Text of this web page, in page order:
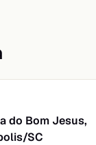
do Bom Jesus,
/SC